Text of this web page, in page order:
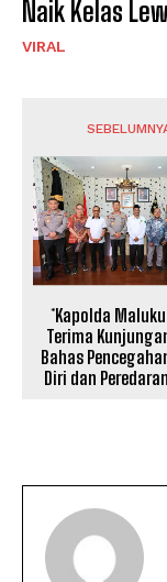
Naik Kelas
VIRAL
*Kapolda
Terima
Bahas
Diri dan